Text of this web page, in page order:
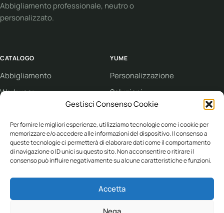
Gestisci Consenso Cookie
Per fornire le migliori esperienze, utilizziamo tecnologie come i cookie per
memorizzare e/o accedere alle informazioni del dispositivo. Il consenso a
queste tecnologie ci permetterà di elaborare dati come il comportamento
di navigazione o ID unici su questo sito. Non acconsentire o ritirare il
consenso può influire negativamente su alcune caratteristiche e funzioni.
Accetta
Abbigliamento professionale, neutro o
personalizzato.
CATALOGO
Abbigliamento
Workwear
Eco collection
Brand
YUME
Personalizzazione
Soluzioni
Supporto
Condizioni di vendita